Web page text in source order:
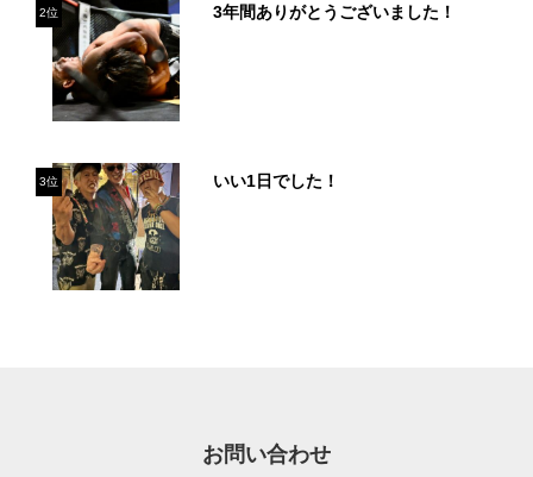
2位 3年間ありがとうございました！
3位 いい1日でした！
お問い合わせ